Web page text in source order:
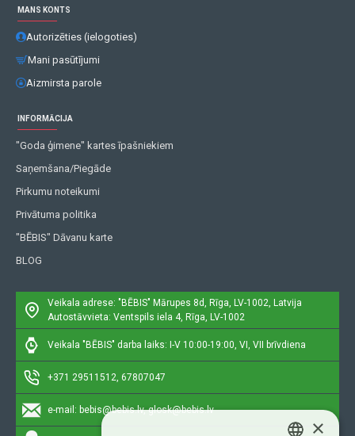
MANS KONTS
Autorizēties (ielogoties)
Mani pasūtījumi
Aizmirsta parole
INFORMĀCIJA
"Goda ģimene" kartes īpašniekiem
Saņemšana/Piegāde
Pirkumu noteikumi
Privātuma politika
"BĒBIS" Dāvanu karte
BLOG
Veikala adrese: "BĒBIS" Mārupes 8d, Rīga, LV-1002, Latvija
Autostāvvieta: Ventspils iela 4, Rīga, LV-1002
Veikala "BĒBIS" darba laiks: I-V 10:00-19:00, VI, VII brīvdiena
+371 29511512, 67807047
e-mail: bebis@bebis.lv, glosk@bebis.lv
×